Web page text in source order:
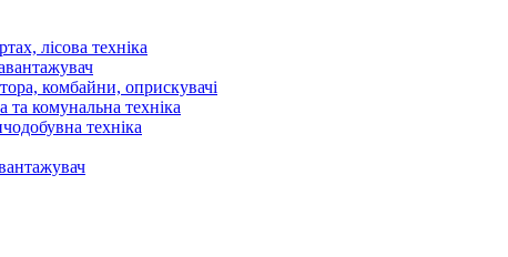
лісова техніка
комбайни, оприскувачі
та комунальна техніка
техніка